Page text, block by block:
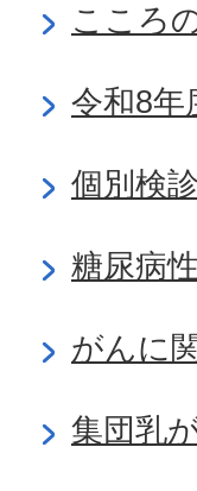
こころ
令和8年
個別検
糖尿病
がんに
集団乳